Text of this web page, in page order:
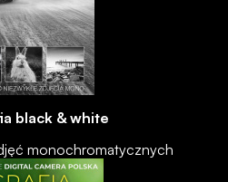
black & white
monochromatycznych